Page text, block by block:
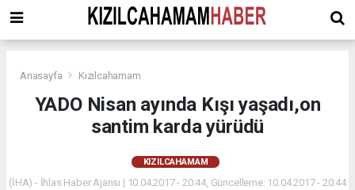
Anasayfa Kızılcahamam
YADO Nisan ayında Kışı yaşadı,on
santim karda yürüdü
KIZILCAHAMAM
(İHA) - İhlas Haber Ajansı | 10.04.2017 - 20:44, Güncelleme: 10.04.2017 - 20:44